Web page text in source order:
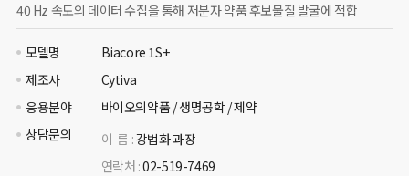
40 Hz 속도의 데이터 수집을 통해 저분자 약품 후보물질 발굴에 적합
모델명
Biacore 1S+
제조사
Cytiva
응용분야
바이오의약품 / 생명공학 / 제약
상담문의
이 름 :강법화 과장
연락처 :02-519-7469